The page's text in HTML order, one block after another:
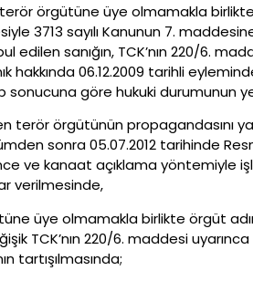
terör örgütüne üye olmamakla
3713 sayılı Kanunun 7.
edilen sanığın, TCK’nın 220/6.
hakkında 06.12.2009 tarihli
sonucuna göre hukuki durumunun
terör örgütünün propagandasını
sonra 05.07.2012 tarihinde
ve kanaat açıklama yöntemiyle
verilmesinde,
üye olmamakla birlikte örgüt
TCK’nın 220/6. maddesi
tartışılmasında;